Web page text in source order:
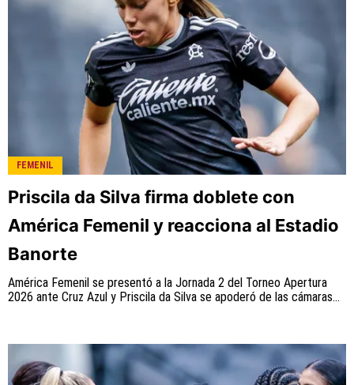
FEMENIL
Priscila da Silva firma doblete con
América Femenil y reacciona al Estadio
Banorte
América Femenil se presentó a la Jornada 2 del Torneo Apertura
2026 ante Cruz Azul y Priscila da Silva se apoderó de las cámaras...